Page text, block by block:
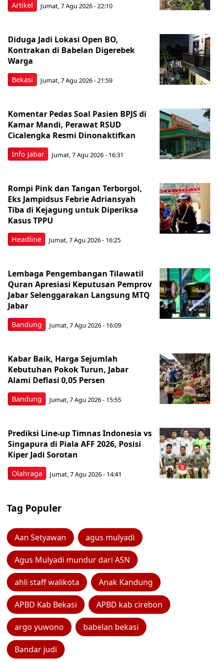
Artikel Jumat, 7 Agu 2026 - 22:10
Bekasi
Diduga Jadi Lokasi Open BO,
Kontrakan di Babelan Digerebek
Warga
Jumat, 7 Agu 2026 - 21:59
Info Jabar
Komentar Pedas Soal Pasien BPJS di
Kamar Mandi, Perawat RSUD
Cicalengka Resmi Dinonaktifkan
Jumat, 7 Agu 2026 - 16:31
Headline
Rompi Pink dan Tangan Terborgol,
Eks Jampidsus Febrie Adriansyah
Tiba di Kejagung untuk Diperiksa
Kasus TPPU
Jumat, 7 Agu 2026 - 16:25
Bandung
Lembaga Pengembangan Tilawatil
Quran Apresiasi Keputusan Pemprov
Jabar Selenggarakan Langsung MTQ
Jabar
Jumat, 7 Agu 2026 - 16:09
Bandung
Kabar Baik, Harga Sejumlah
Kebutuhan Pokok Turun, Jabar
Alami Deflasi 0,05 Persen
Jumat, 7 Agu 2026 - 15:55
Olahraga
Prediksi Line-up Timnas Indonesia vs
Singapura di Piala AFF 2026, Posisi
Kiper Jadi Sorotan
Jumat, 7 Agu 2026 - 14:41
Tag Populer
Aan Setyawan agus mulyadi
Agus Mulyadi mundur dari ASN
ahli staff walikota Anak Kandung
APBD Kab Bekasi APBD kab cirebon
argo yuwono babelan bekasi
Bandar judi